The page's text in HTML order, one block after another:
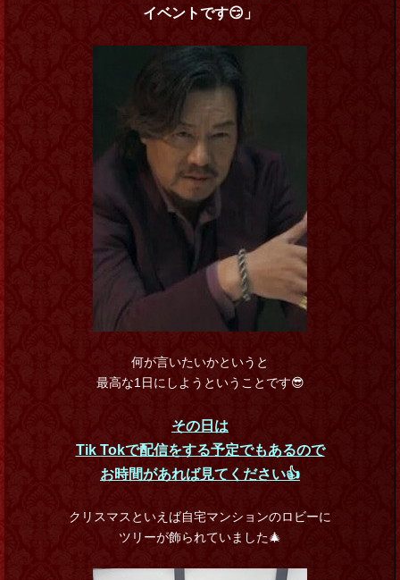
イベントです😏」
何が言いたいかというと
最高な1日にしようということです😎
その日は
Tik Tokで配信をする予定でもあるので
お時間があれば見てください👍
クリスマスといえば自宅マンションのロビーに
ツリーが飾られていました🎄